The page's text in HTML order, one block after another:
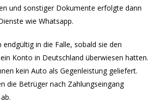
und sonstiger Dokumente erfolgte dann
wie Whatsapp.
in die Falle, sobald sie den
Konto in Deutschland überwiesen hatten.
kein Auto als Gegenleistung geliefert.
die Betrüger nach Zahlungseingang